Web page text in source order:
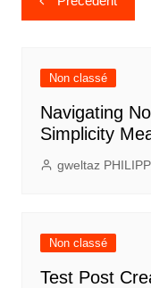
de
Non classé
Navigating
Simplicity
gweltaz
Non classé
Test Post